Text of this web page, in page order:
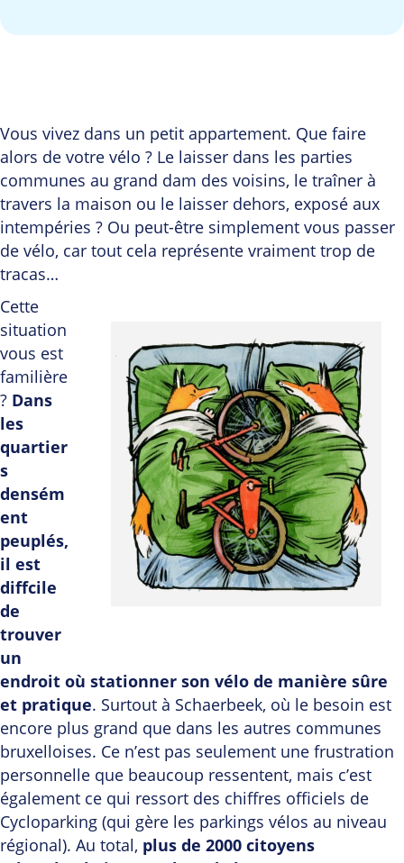
Vous vivez dans un petit appartement. Que faire
alors de votre vélo ? Le laisser dans les parties
communes au grand dam des voisins, le traîner à
travers la maison ou le laisser dehors, exposé aux
intempéries ? Ou peut-être simplement vous passer
de vélo, car tout cela représente vraiment trop de
tracas…
Cette
situation
vous est
familière
? Dans
les
quartier
s
densém
ent
peuplés,
il est
diffcile
de
trouver
un
endroit où stationner son vélo de manière sûre
et pratique. Surtout à Schaerbeek, où le besoin est
encore plus grand que dans les autres communes
bruxelloises. Ce n’est pas seulement une frustration
personnelle que beaucoup ressentent, mais c’est
également ce qui ressort des chiffres officiels de
Cycloparking (qui gère les parkings vélos au niveau
régional). Au total, plus de 2000 citoyens